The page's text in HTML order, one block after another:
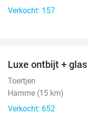
Verkocht: 157
Luxe ontbijt +
Toertjen
Hamme (15 km)
Verkocht: 652